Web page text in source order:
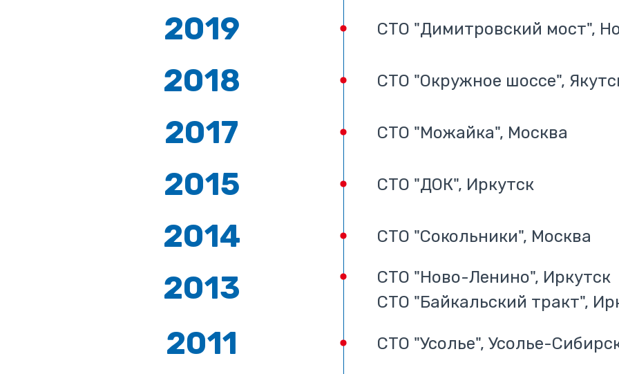
2019 СТО "Димитровский мост",
2018 СТО "Окружное шоссе",
2017 СТО "Можайка", Москва
2015 СТО "ДОК", Иркутск
2014 СТО "Сокольники", Москва
2013
СТО "Ново-Ленино", Иркутск
СТО "Байкальский тракт",
2011 СТО "Усолье", Усолье-